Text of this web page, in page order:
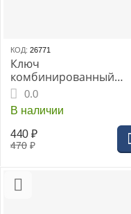
КОД: 26771
Ключ
комбинированный
THORVIK 26мм
CrV(W30026)
0.0
В наличии
470 ₽
440 ₽